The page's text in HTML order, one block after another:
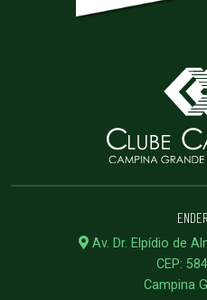
Av. Dr. Elpídio de
CEP:
Campina